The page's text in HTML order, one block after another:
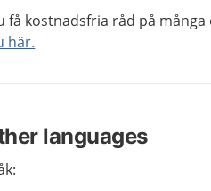
få kostnadsfria råd på många
här.
languages